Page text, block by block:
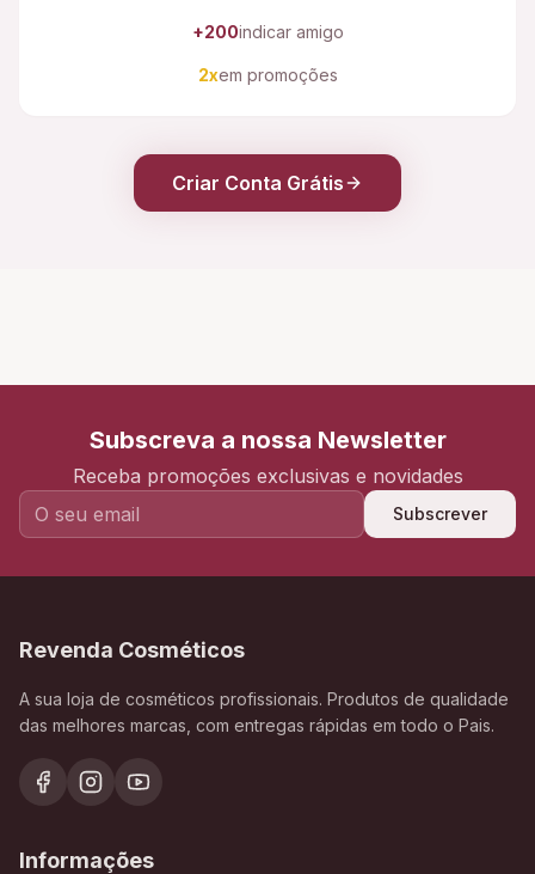
+200indicar amigo
2xem promoções
Criar Conta Grátis
Subscreva a nossa Newsletter
Receba promoções exclusivas e novidades
Subscrever
Revenda Cosméticos
A sua loja de cosméticos profissionais. Produtos de qualidade
das melhores marcas, com entregas rápidas em todo o Pais.
Informações